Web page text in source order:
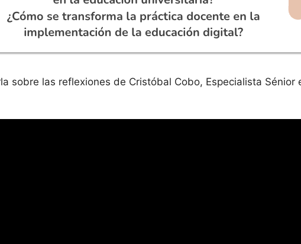
sobre las reflexiones de Cristóbal Cobo, Especialista Sénior